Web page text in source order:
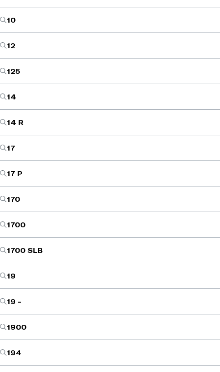
10
12
125
14
14 R
17
17 P
170
1700
1700 SLB
19
19 -
1900
194